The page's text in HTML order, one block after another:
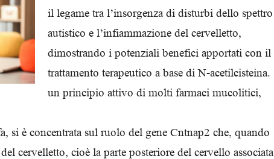
il legame tra l’insorgenza di disturbi dello spettro
autistico e l’infiammazione del cervelletto,
dimostrando i potenziali benefici apportati con il
trattamento terapeutico a base di N-acetilcisteina.
un principio attivo di molti farmaci mucolitici,
si è concentrata sul ruolo del gene Cntnap2 che, quando
cervelletto, cioè la parte posteriore del cervello associata